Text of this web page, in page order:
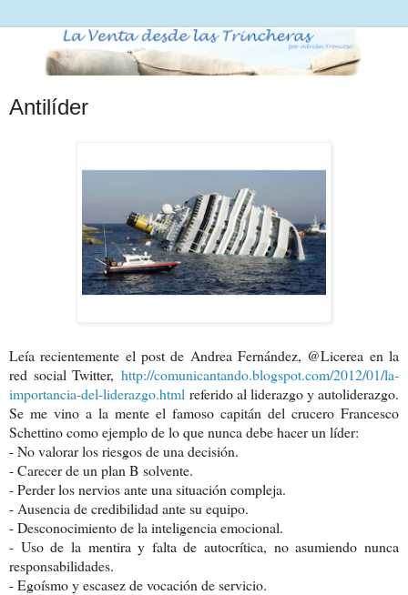
Antilíder
Leía recientemente el post de Andrea Fernández, @Licerea en la
red social Twitter, http://comunicantando.blogspot.com/2012/01/la-
importancia-del-liderazgo.html referido al liderazgo y autoliderazgo.
Se me vino a la mente el famoso capitán del crucero Francesco
Schettino como ejemplo de lo que nunca debe hacer un líder:
- No valorar los riesgos de una decisión.
- Carecer de un plan B solvente.
- Perder los nervios ante una situación compleja.
- Ausencia de credibilidad ante su equipo.
- Desconocimiento de la inteligencia emocional.
- Uso de la mentira y falta de autocrítica, no asumiendo nunca
responsabilidades.
- Egoísmo y escasez de vocación de servicio.